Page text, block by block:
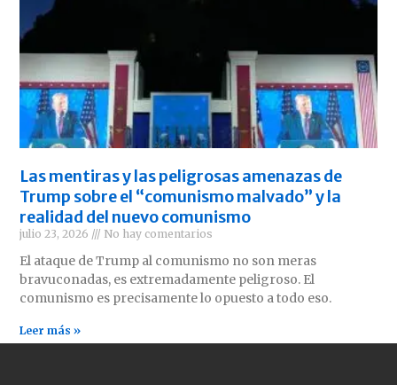
Las mentiras y las peligrosas amenazas de
Trump sobre el “comunismo malvado” y la
realidad del nuevo comunismo
julio 23, 2026 No hay comentarios
El ataque de Trump al comunismo no son meras
bravuconadas, es extremadamente peligroso. El
comunismo es precisamente lo opuesto a todo eso.
Leer más »